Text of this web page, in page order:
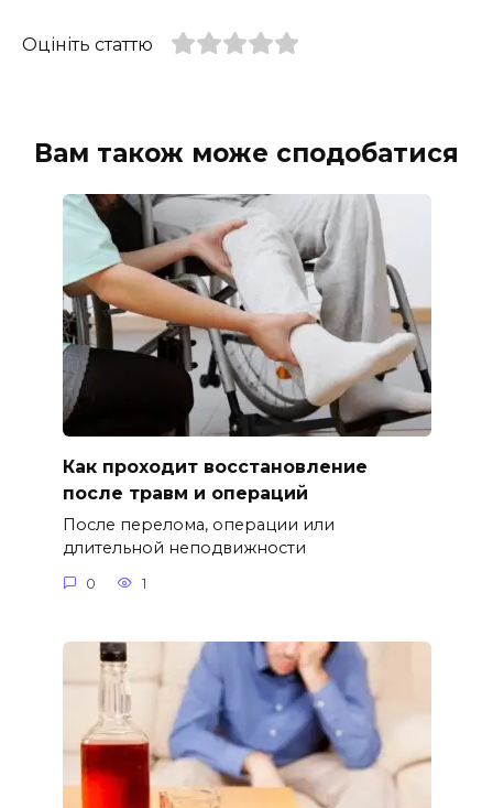
Оцініть статтю
Вам також може сподобатися
Как проходит восстановление
после травм и операций
После перелома, операции или
длительной неподвижности
0 1